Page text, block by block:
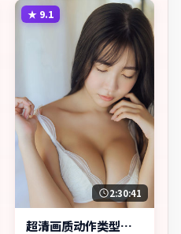
撑起情感层次，兼顾观赏性
与现实意义。
★ 9.1
2:30:41
超清画质动作类型暗